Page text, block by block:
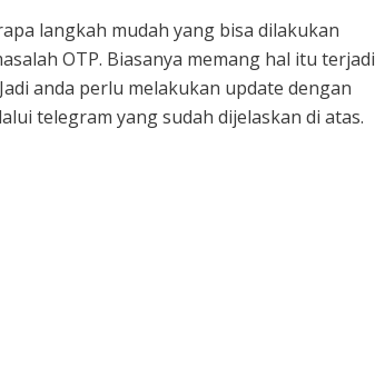
langkah mudah yang bisa dilakukan
OTP. Biasanya memang hal itu terjadi
anda perlu melakukan update dengan
telegram yang sudah dijelaskan di atas.